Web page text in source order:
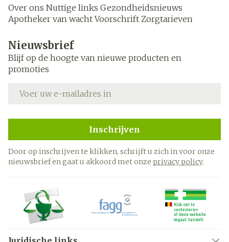
Over ons Nuttige links Gezondheidsnieuws
Apotheker van wacht Voorschrift Zorgtarieven
Nieuwsbrief
Blijf op de hoogte van nieuwe producten en
promoties
Inschrijven
Door op inschrijven te klikken, schrijft u zich in voor onze
nieuwsbrief en gaat u akkoord met onze privacy policy.